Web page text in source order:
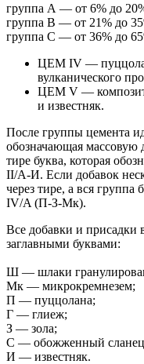
группа А — от 6% до
группа В — от 21% до
группа С — от 36% до
ЦЕМ IV —
вулканического
ЦЕМ V —
и известняк.
После группы цемента
обозначающая массовую
тире буква, которая
II/А-И. Если добавок
через тире, а вся
IV/A (П-З-Мк).
Все добавки и присадки
заглавными буквами:
Ш — шлаки
Мк — микрокремнезем;
П — пуццолана;
Г — глиеж;
З — зола;
С — обожженный
И — известняк.